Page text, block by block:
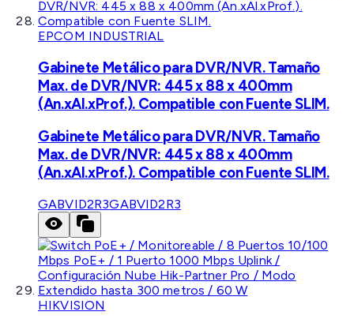
EPCOM INDUSTRIAL
Gabinete Metálico para DVR/NVR. Tamaño
Max. de DVR/NVR: 445 x 88 x 400mm
(An.xAl.xProf.). Compatible con Fuente SLIM.
Gabinete Metálico para DVR/NVR. Tamaño
Max. de DVR/NVR: 445 x 88 x 400mm
(An.xAl.xProf.). Compatible con Fuente SLIM.
GABVID2R3GABVID2R3
HIKVISION